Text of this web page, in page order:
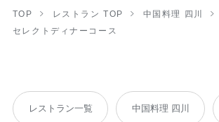
TOP レストラン TOP 中国料理 四川
セレクトディナーコース
レストラン一覧 中国料理 四川